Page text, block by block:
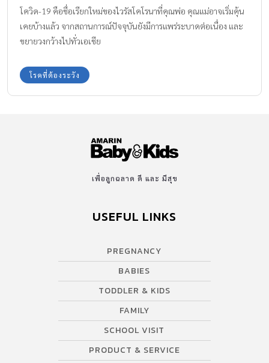
โควิด-19 คือชื่อเรียกใหม่ของไวรัสโคโรนาที่คุณพ่อ คุณแม่อาจเริ่มคุ้น
เคยบ้างแล้ว จากสถานการณ์ปัจจุบันยังมีการแพร่ระบาดต่อเนื่อง และ
ขยายวงกว้างไปทั่วเอเชีย
โรคที่ต้องระวัง
เพื่อลูกฉลาด ดี และ มีสุข
USEFUL LINKS
PREGNANCY
BABIES
TODDLER & KIDS
FAMILY
SCHOOL VISIT
PRODUCT & SERVICE